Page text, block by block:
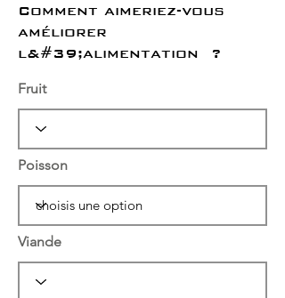
Comment aimeriez-vous
améliorer
l&#39;alimentation ?
Fruit
Poisson
Viande